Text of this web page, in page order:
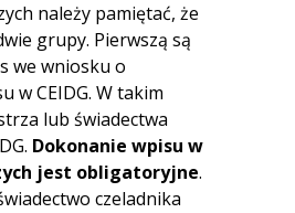
należy pamiętać, że
grupy. Pierwszą są
we wniosku o
w CEIDG. W takim
lub świadectwa
Dokonanie wpisu w
jest obligatoryjne.
czeladnika